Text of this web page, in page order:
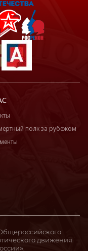
полк за рубежом
движения